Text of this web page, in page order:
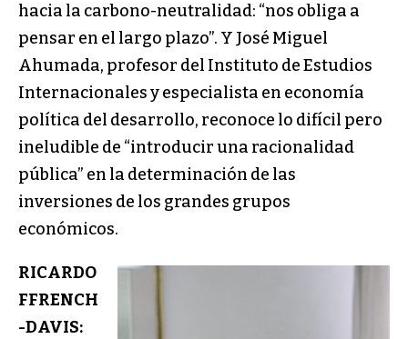
hacia la carbono-neutralidad: “nos obliga a
pensar en el largo plazo”. Y José Miguel
Ahumada, profesor del Instituto de Estudios
Internacionales y especialista en economía
política del desarrollo, reconoce lo difícil pero
ineludible de “introducir una racionalidad
pública” en la determinación de las
inversiones de los grandes grupos
económicos.
RICARDO
FFRENCH
-DAVIS: